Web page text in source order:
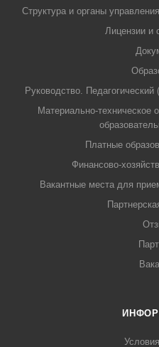
Структура и органы
Лицензии и
Руководство. Педагогический
Материально-техническое
Платные
Финансово-
Вакантные места для